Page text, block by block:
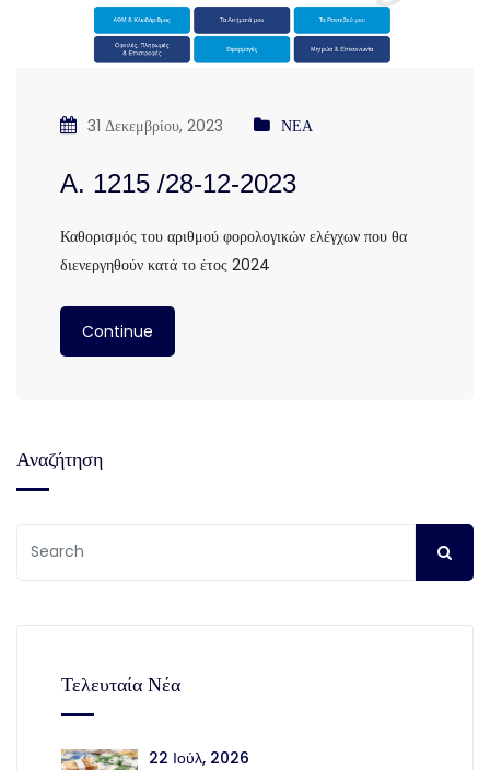
31 Δεκεμβρίου, 2023 ΝΕΑ
Α. 1215 /28-12-2023
Καθορισμός του αριθμού φορολογικών ελέγχων που θα
διενεργηθούν κατά το έτος 2024
Continue
Αναζήτηση
Τελευταία Νέα
22 Ιούλ, 2026